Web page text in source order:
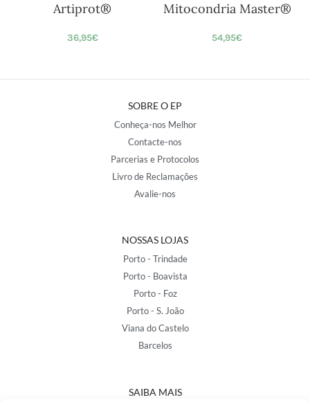
Artiprot®
36,95€
Mitocondria Master®
54,95€
SOBRE O EP
Conheça-nos Melhor
Contacte-nos
Parcerias e Protocolos
Livro de Reclamações
Avalie-nos
NOSSAS LOJAS
Porto - Trindade
Porto - Boavista
Porto - Foz
Porto - S. João
Viana do Castelo
Barcelos
SAIBA MAIS